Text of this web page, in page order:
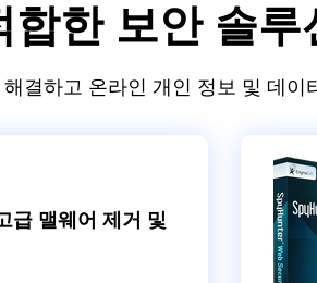
합한 보안 솔
결하고 온라인 개인 정보 및 데
급 맬웨어 제거 및